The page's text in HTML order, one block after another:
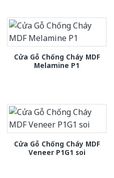
Cửa Gỗ Chống Cháy MDF
Melamine P1
Cửa Gỗ Chống Cháy MDF
Veneer P1G1 soi